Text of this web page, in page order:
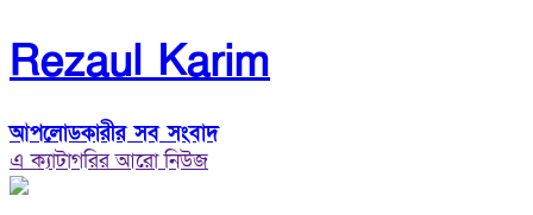
Rezaul Karim
আপলোডকারীর সব সংবাদ
এ ক্যাটাগরির আরো নিউজ